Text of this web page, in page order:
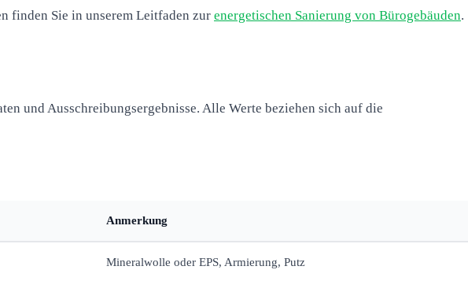
finden Sie in unserem Leitfaden zur energetischen Sanierung von Bürogebäuden.
und Ausschreibungsergebnisse. Alle Werte beziehen sich auf die
Anmerkung
Mineralwolle oder EPS, Armierung, Putz